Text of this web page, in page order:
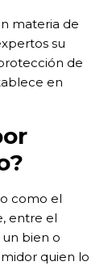
materia de
su
de
en
como el
entre el
bien o
quien lo